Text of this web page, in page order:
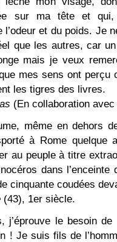
sur ma tête et
l’odeur et du poids. Je
que les autres, car
mais je veux
mes sens ont perçu
les tigres des livres.
(En collaboration
même en dehors
à Rome quelque
au peuple à titre
dans
cinquante coudées
(43), 1er siècle.
j’éprouve le besoin
! Je suis fils de